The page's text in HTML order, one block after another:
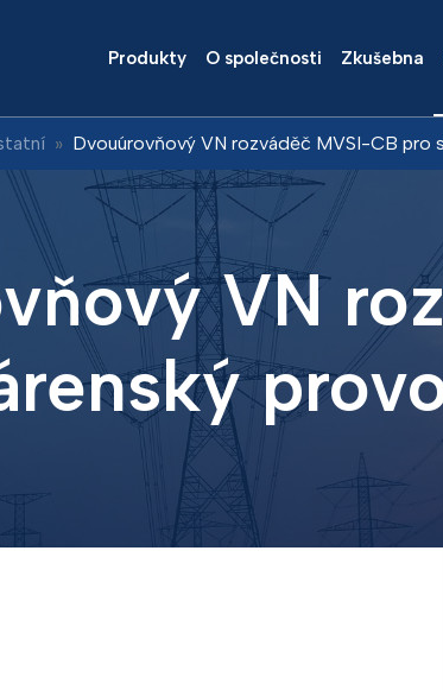
Produkty O společnosti Zkušebna
Dvouúrovňový VN rozváděč MVSI-CB pro
VN